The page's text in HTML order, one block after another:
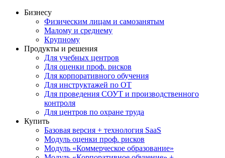
Бизнесу
Физическим лицам и самозанятым
Малому и среднему
Крупному
Продукты и решения
Для учебных центров
Для оценки проф. рисков
Для корпоративного обучения
Для инструктажей по ОТ
Для проведения СОУТ и производственного
контроля
Для центров по охране труда
Купить
Базовая версия + технология SaaS
Модуль оценки проф. рисков
Модуль «Коммерческое образование»